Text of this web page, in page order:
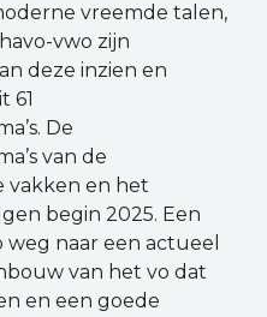
vreemde talen,
vwo zijn
deze inzien en
61
De
van de
vakken en het
begin 2025. Een
naar een actueel
van het vo dat
en een goede